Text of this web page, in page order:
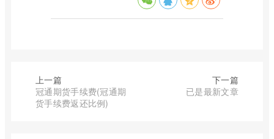
上一篇
冠通期货手续费(冠通期
货手续费返还比例)
下一篇
已是最新文章